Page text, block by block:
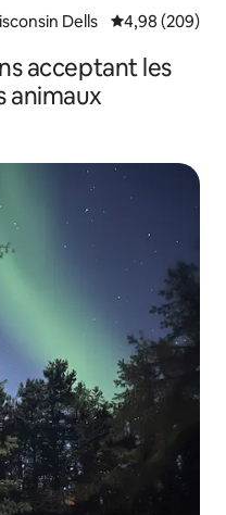
Dells Évaluation
4,98 (209)
acceptant les
animaux
appréciés